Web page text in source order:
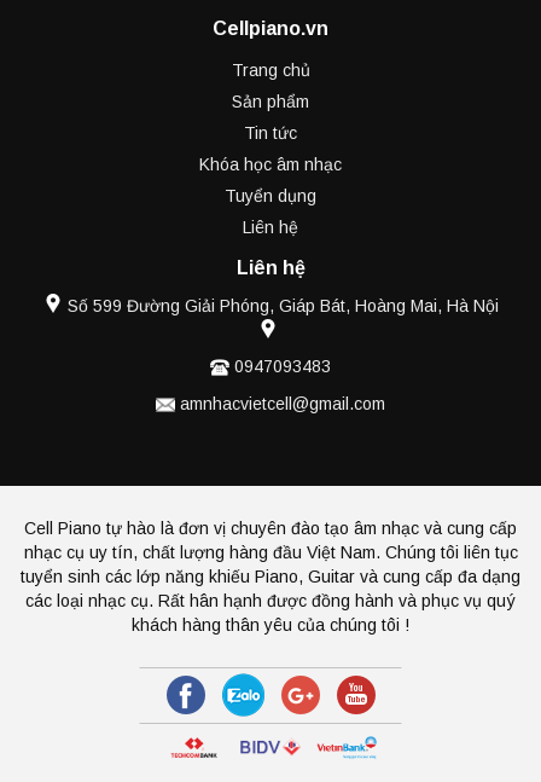
Cellpiano.vn
Trang chủ
Sản phẩm
Tin tức
Khóa học âm nhạc
Tuyển dụng
Liên hệ
Liên hệ
Số 599 Đường Giải Phóng, Giáp Bát, Hoàng Mai, Hà Nội
0947093483
amnhacvietcell@gmail.com
Cell Piano tự hào là đơn vị chuyên đào tạo âm nhạc và cung cấp
nhạc cụ uy tín, chất lượng hàng đầu Việt Nam. Chúng tôi liên tục
tuyển sinh các lớp năng khiếu Piano, Guitar và cung cấp đa dạng
các loại nhạc cụ. Rất hân hạnh được đồng hành và phục vụ quý
khách hàng thân yêu của chúng tôi !